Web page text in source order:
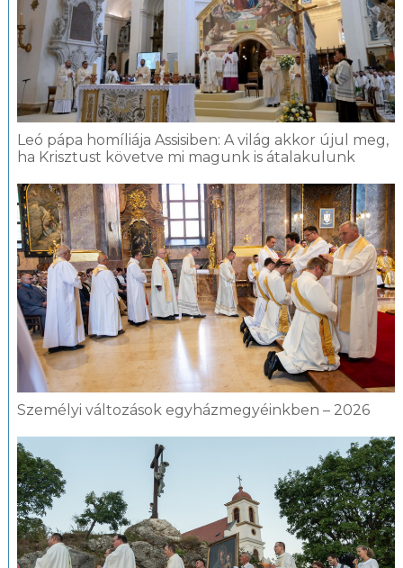
Leó pápa homíliája Assisiben: A világ akkor újul meg,
ha Krisztust követve mi magunk is átalakulunk
Személyi változások egyházmegyéinkben – 2026